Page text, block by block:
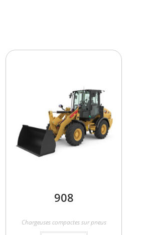
908
Chargeuses compactes sur pneus